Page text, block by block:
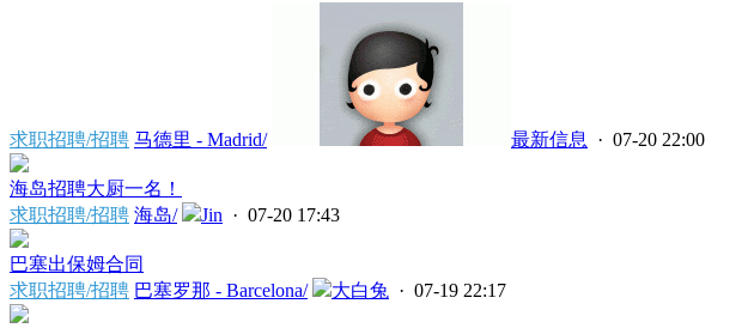
求职招聘/招聘 马德里 - Madrid/ 最新信息 · 07-20 22:00
海岛招聘大厨一名！
求职招聘/招聘 海岛/ Jin · 07-20 17:43
巴塞出保姆合同
求职招聘/招聘 巴塞罗那 - Barcelona/ 大白兔 · 07-19 22:17